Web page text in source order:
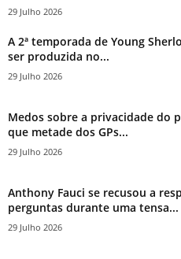
29 Julho 2026
A 2ª temporada de Young
ser produzida no...
29 Julho 2026
Medos sobre a privacidade do
que metade dos GPs...
29 Julho 2026
Anthony Fauci se recusou a
perguntas durante uma tensa...
29 Julho 2026